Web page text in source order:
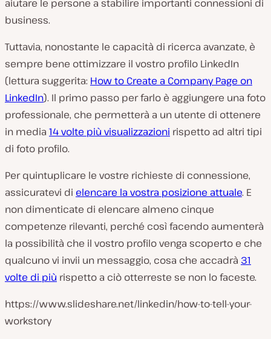
aiutare le persone a stabilire importanti connessioni di
business.
Tuttavia, nonostante le capacità di ricerca avanzate, è
sempre bene ottimizzare il vostro profilo LinkedIn
(lettura suggerita: How to Create a Company Page on
LinkedIn). Il primo passo per farlo è aggiungere una foto
professionale, che permetterà a un utente di ottenere
in media 14 volte più visualizzazioni rispetto ad altri tipi
di foto profilo.
Per quintuplicare le vostre richieste di connessione,
assicuratevi di elencare la vostra posizione attuale. E
non dimenticate di elencare almeno cinque
competenze rilevanti, perché così facendo aumenterà
la possibilità che il vostro profilo venga scoperto e che
qualcuno vi invii un messaggio, cosa che accadrà 31
volte di più rispetto a ciò otterreste se non lo faceste.
https://www.slideshare.net/linkedin/how-to-tell-your-
workstory